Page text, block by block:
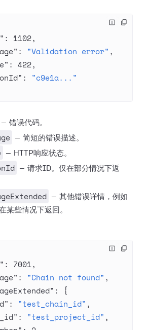
: 1102,
: "Validation error" ,
: 422,
: "c9e1a..."
— 错误代码。
— 简短的错误描述。
— HTTP响应状态。
— 请求ID。仅在部分情况下返
— 其他错误详情，例如
某些情况下返回。
: 7001,
: "Chain not found" ,
: {
: "test_chain_id" ,
: "test_project_id" ,